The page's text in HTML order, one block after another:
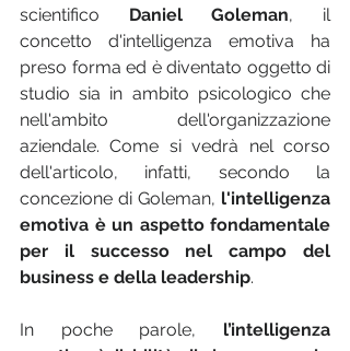
scientifico Daniel Goleman, il
concetto d'intelligenza emotiva ha
preso forma ed è diventato oggetto di
studio sia in ambito psicologico che
nell'ambito dell'organizzazione
aziendale. Come si vedrà nel corso
dell'articolo, infatti, secondo la
concezione di Goleman, l'intelligenza
emotiva è un aspetto fondamentale
per il successo nel campo del
business e della leadership.
In poche parole, l’intelligenza